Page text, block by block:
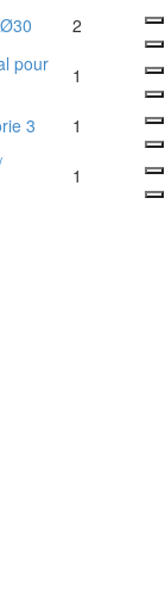
2
pour
1
3 1
1